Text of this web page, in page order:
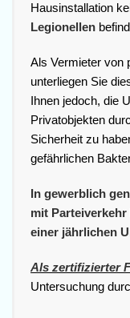
Hausinstallation
Legionellen
Als Vermieter von
unterliegen Sie
Ihnen jedoch, die
Privatobjekten
Sicherheit zu
gefährlichen
In gewerblich
mit
einer jährlichen
Als zertifizierter
Untersuchung